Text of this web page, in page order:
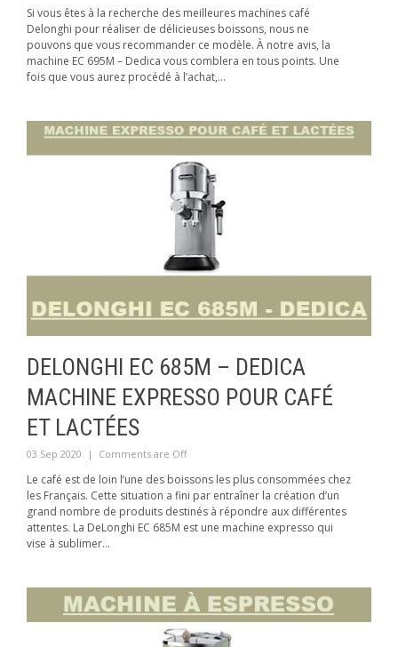
Si vous êtes à la recherche des meilleures machines café
Delonghi pour réaliser de délicieuses boissons, nous ne
pouvons que vous recommander ce modèle. À notre avis, la
machine EC 695M – Dedica vous comblera en tous points. Une
fois que vous aurez procédé à l’achat,...
DELONGHI EC 685M – DEDICA
MACHINE EXPRESSO POUR CAFÉ
ET LACTÉES
03 Sep 2020 | Comments are Off
Le café est de loin l’une des boissons les plus consommées chez
les Français. Cette situation a fini par entraîner la création d’un
grand nombre de produits destinés à répondre aux différentes
attentes. La DeLonghi EC 685M est une machine expresso qui
vise à sublimer...